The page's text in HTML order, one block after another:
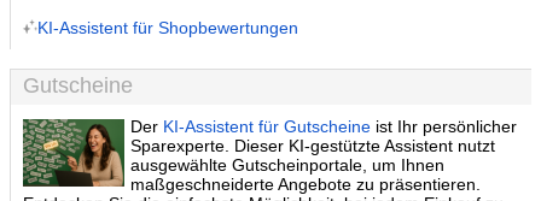
KI-Assistent für Shopbewertungen
Gutscheine
Der KI-Assistent für Gutscheine ist Ihr persönlicher
Sparexperte. Dieser KI-gestützte Assistent nutzt
ausgewählte Gutscheinportale, um Ihnen
maßgeschneiderte Angebote zu präsentieren.